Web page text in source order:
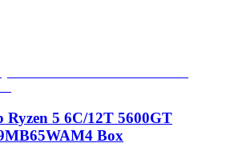
Ryzen 5 6C/12T 5600GT
Box